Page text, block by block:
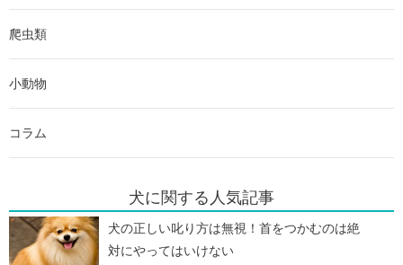
爬虫類
小動物
コラム
犬に関する人気記事
犬の正しい叱り方は無視！首をつかむのは絶
対にやってはいけない